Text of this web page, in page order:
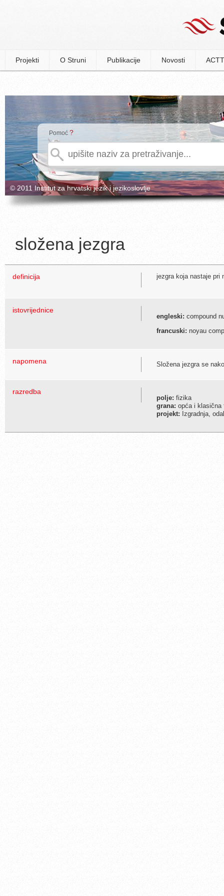
Projekti O Struni Publikacije Novosti
Pomoć ?
© 2011 Institut za hrvatski jezik i jezikoslovlje
složena jezgra
definicija jezgra koja nastaje pri
istovrijednice
engleski: compound
francuski: noyau
napomena Složena jezgra se
razredba
polje: fizika
grana: opća i klasična
projekt: Izgradnja,